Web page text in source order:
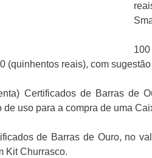
(quinhentos reais), com
Certificados de Barras de
de uso para a compra de uma
de Barras de Ouro, no
Kit Churrasco.